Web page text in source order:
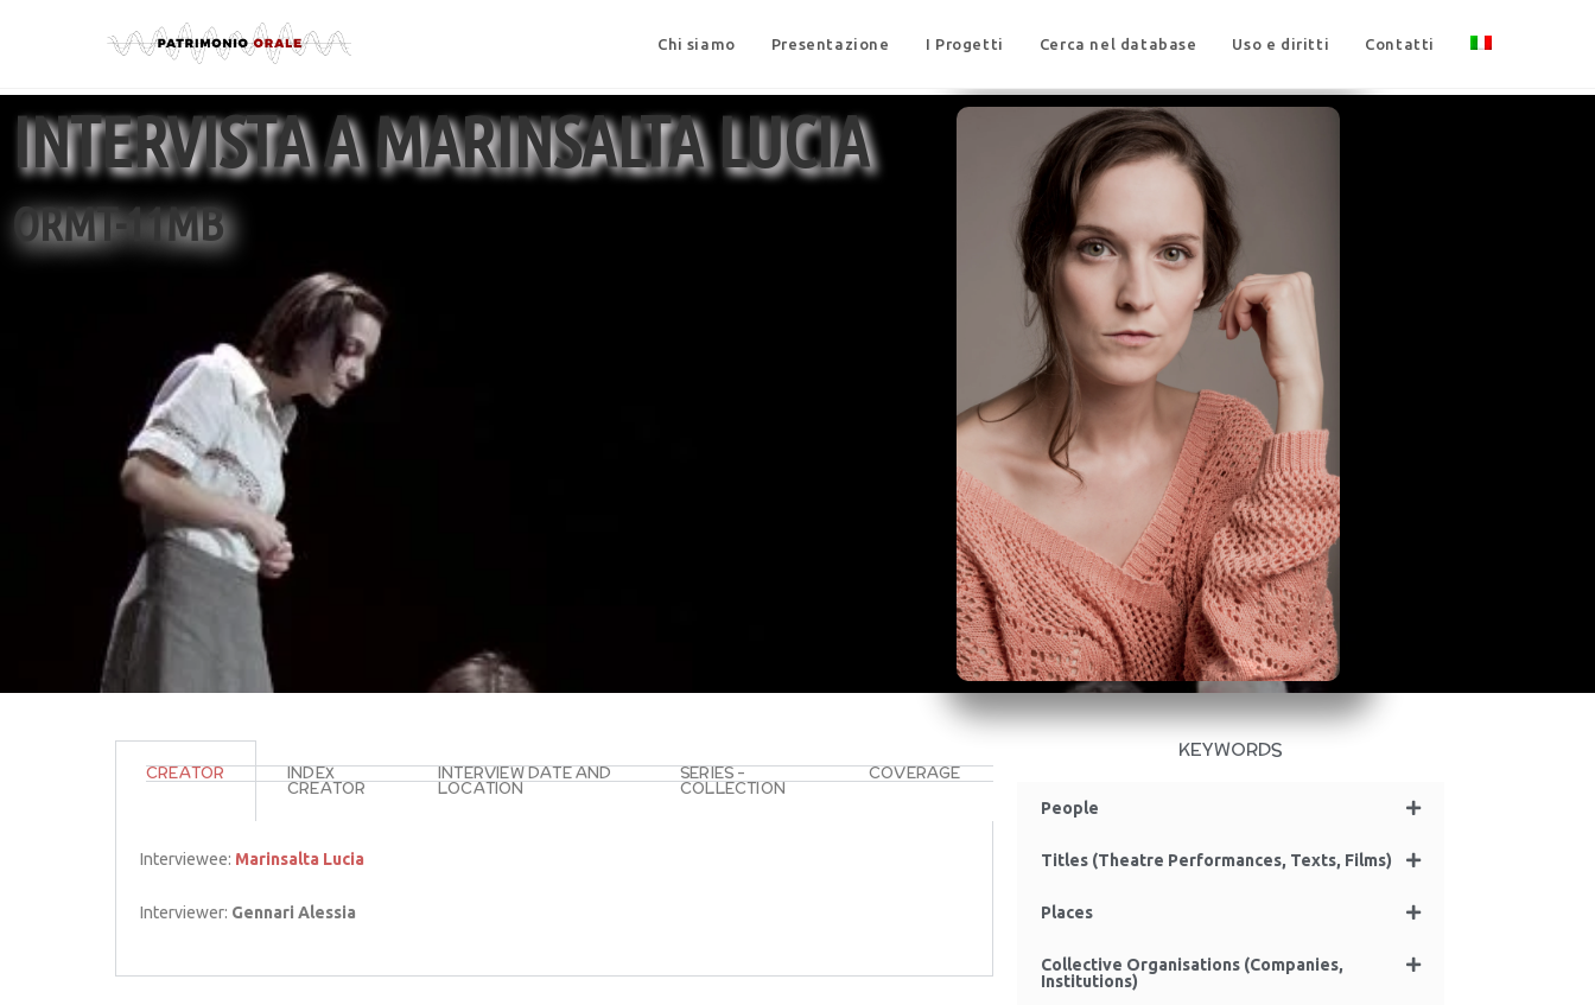
Chi siamo Presentazione I Progetti Cerca nel database Uso e diritti Contatti
INTERVISTA A MARINSALTA LUCIA
ORMT-11MB
CREATOR INDEX
CREATOR
INTERVIEW DATE AND
LOCATION
SERIES –
COLLECTION
COVERAGE
Interviewee: Marinsalta Lucia
Interviewer: Gennari Alessia
KEYWORDS
People
Titles (Theatre Performances, Texts, Films)
Places
Collective Organisations (Companies,
Institutions)